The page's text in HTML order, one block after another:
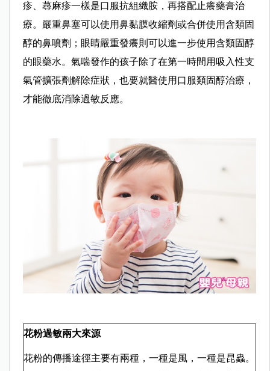
疹、蕁麻疹一樣是口服抗組織胺，再搭配止癢藥膏治
療。嚴重鼻塞可以使用鼻黏膜收縮劑或合併使用含類固
醇的鼻噴劑；眼睛嚴重發癢則可以進一步使用含類固醇
的眼藥水。氣喘發作的孩子除了在第一時間用吸入性支
氣管擴張劑解除症狀，也要就醫使用口服類固醇治療，
才能徹底消除過敏反應。
花粉過敏兩大來源
花粉的傳播途徑主要有兩種，一種是風，一種是昆蟲。